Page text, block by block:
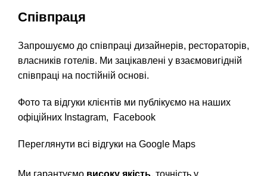
Співпраця
Запрошуємо до співпраці дизайнерів, рестораторів,
власників готелів. Ми зацікавлені у взаємовигідній
співпраці на постійній основі.
Фото та відгуки клієнтів ми публікуємо на наших
офіційних Instagram, Facebook
Переглянути всі відгуки на Google Maps